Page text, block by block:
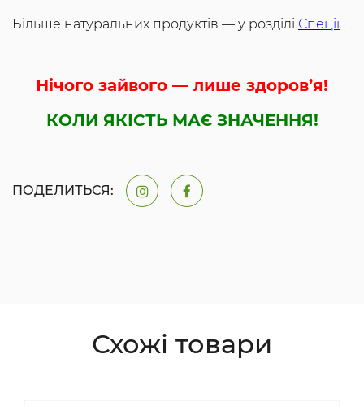
Більше натуральних продуктів — у розділі Спеції.
Нічого зайвого — лише здоров’я!
КОЛИ ЯКІСТЬ МАЄ ЗНАЧЕННЯ!
ПОДЕЛИТЬСЯ:
Схожі товари